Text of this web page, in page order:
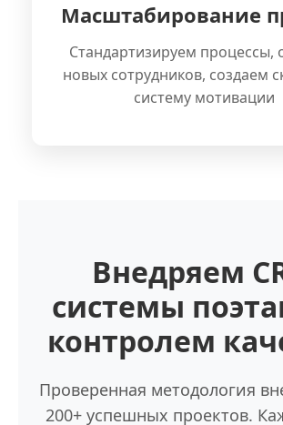
Масштабирование
Стандартизируем процессы,
новых сотрудников, создаем
систему мотивации
Внедряем
системы
контролем
Проверенная методология
200+ успешных проектов.